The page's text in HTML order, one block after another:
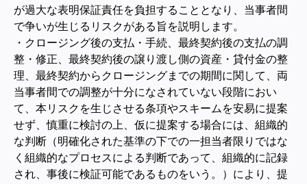
が過大な表明保証責任を負担することとなり、当事者間
で争いが生じるリスクがある旨を説明します。
・クロージング後の支払・手続、最終契約後の支払の調
整・修正、最終契約後の譲り渡し側の資産・貸付金の整
理、最終契約からクロージングまでの期間に関して、両
当事者間での調整が十分になされていない段階におい
て、本リスクを生じさせる条項やスキームを安易に提案
せず、慎重に検討の上、仮に提案する場合には、組織的
な判断（明確化された基準の下での一担当者限りではな
く組織的なプロセスによる判断であって、組織的に記録
され、事後に検証可能であるものをいう。）により、提